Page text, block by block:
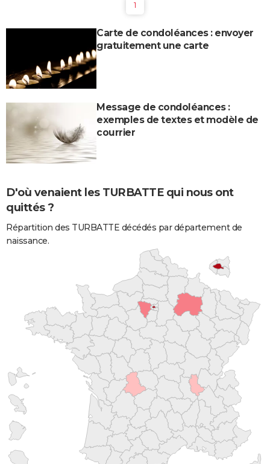
1
Carte de condoléances : envoyer
gratuitement une carte
Message de condoléances :
exemples de textes et modèle de
courrier
D'où venaient les TURBATTE qui nous ont
quittés ?
Répartition des TURBATTE décédés par département de
naissance.